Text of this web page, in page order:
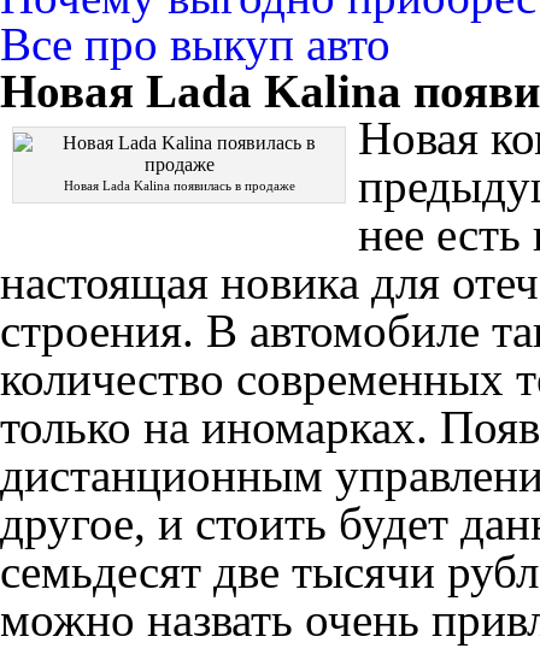
Все про выкуп авто
Новая Lada Kalina
Новая Lada Kalina появилась в продаже
Новая
нее
настоящая новика для
строения. В автомобиле
количество современных
только на иномарках.
дистанционным
другое, и стоить будет
семьдесят две тысячи
можно назвать очень